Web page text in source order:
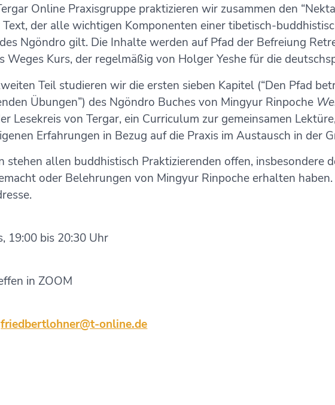
Online Praxisgruppe praktizieren wir zusammen den
der alle wichtigen Komponenten einer tibetisch-
Ngöndro gilt. Die Inhalte werden auf Pfad der Befreiung
Weges Kurs, der regelmäßig von Holger Yeshe für die
Teil studieren wir die ersten sieben Kapitel (“Den Pfad
Übungen”) des Ngöndro Buches von Mingyur Rinpoche
Lesekreis von Tergar, ein Curriculum zur gemeinsamen
Erfahrungen in Bezug auf die Praxis im Austausch in der
stehen allen buddhistisch Praktizierenden offen, insbesondere
oder Belehrungen von Mingyur Rinpoche erhalten
19:00 bis 20:30 Uhr
in ZOOM
friedbertlohner@t-online.de